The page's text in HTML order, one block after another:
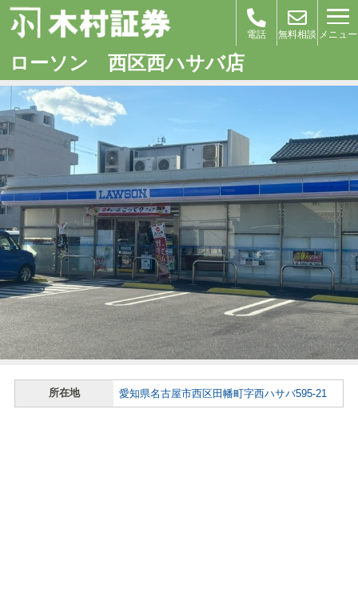
電話 無料相談 メニュー
ローソン 西区西ハサバ店
所在地 愛知県名古屋市西区田幡町字西ハサバ595-21